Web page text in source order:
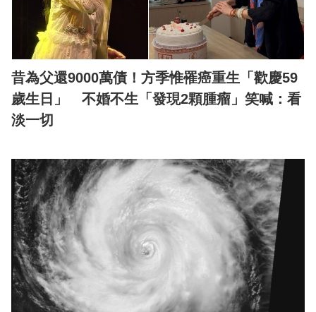
昔為父還9000萬債！方季惟罹癌重生「歡慶59
歲生日」 不婚不生「發現2顆腫瘤」笑喊：看
淡一切